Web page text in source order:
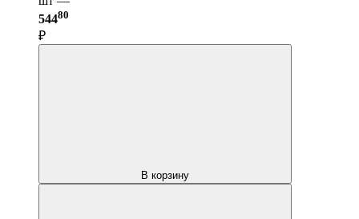
54480
₽
В корзину